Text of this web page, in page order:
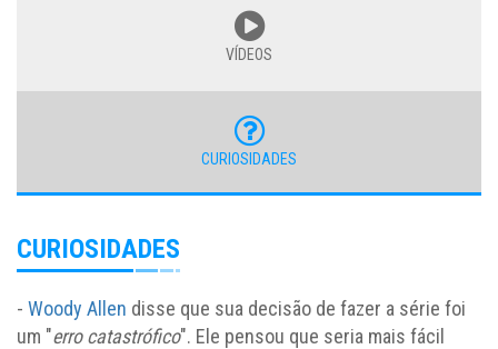
VÍDEOS
CURIOSIDADES
CURIOSIDADES
- Woody Allen disse que sua decisão de fazer a série foi
um "erro catastrófico". Ele pensou que seria mais fácil